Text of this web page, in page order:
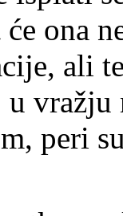
ona
ali
u
peri